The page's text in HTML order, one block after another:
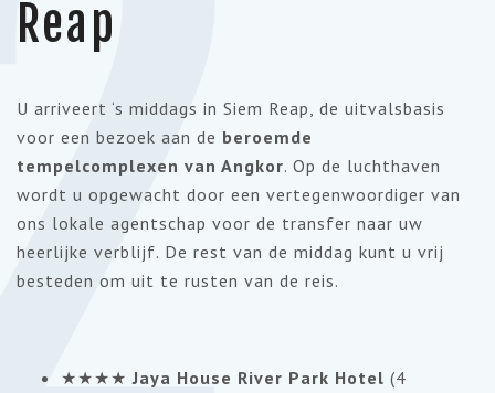
Reap
U arriveert ‘s middags in Siem Reap, de uitvalsbasis
voor een bezoek aan de beroemde
tempelcomplexen van Angkor. Op de luchthaven
wordt u opgewacht door een vertegenwoordiger van
ons lokale agentschap voor de transfer naar uw
heerlijke verblijf. De rest van de middag kunt u vrij
besteden om uit te rusten van de reis.
★★★★Jaya House River Park Hotel (4